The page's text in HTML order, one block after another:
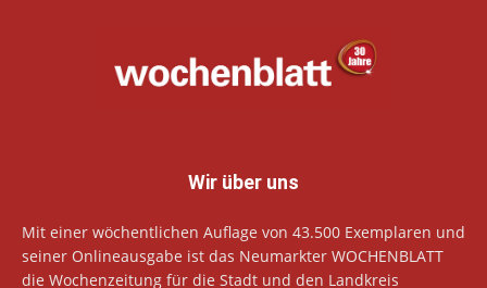
Wir über uns
Mit einer wöchentlichen Auflage von 43.500 Exemplaren und
seiner Onlineausgabe ist das Neumarkter WOCHENBLATT
die Wochenzeitung für die Stadt und den Landkreis